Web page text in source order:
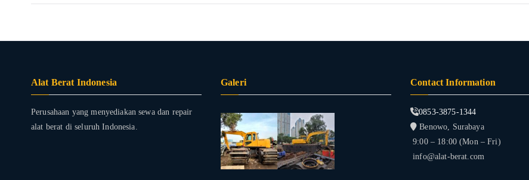
Alat Berat Indonesia
Perusahaan yang menyediakan sewa dan repair
alat berat di seluruh Indonesia.
Galeri Contact Information
0853-3875-1344
Benowo, Surabaya
9:00 – 18:00 (Mon – Fri)
info@alat-berat.com